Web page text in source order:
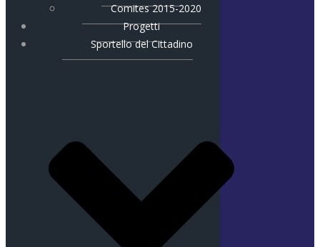
Comites 2015-2020
Progetti
Sportello del Cittadino